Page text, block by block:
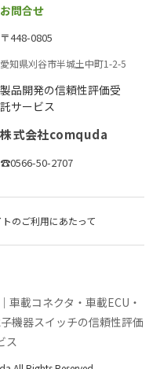
お問合せ
〒448-0805
愛知県刈谷市半城土中町1-2-5
製品開発の信頼性評価受
託サービス
株式会社comquda
☎0566-50-2707
のご利用にあたって
載コネクタ・車載ECU・
機器スイッチの信頼性評価
ス